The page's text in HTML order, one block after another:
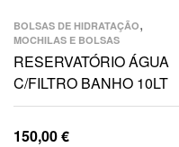
BOLSAS DE HIDRATAÇÃO,
MOCHILAS E BOLSAS
RESERVATÓRIO ÁGUA
C/FILTRO BANHO 10LT
150,00€